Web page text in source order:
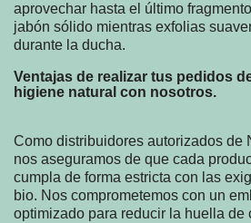
aprovechar hasta el último
jabón sólido mientras exfolias
durante la ducha.
Ventajas de realizar tus pedidos
higiene natural con nosotros.
Como distribuidores autorizados de
nos aseguramos de que cada
cumpla de forma estricta con las
bio. Nos comprometemos con un
optimizado para reducir la huella de